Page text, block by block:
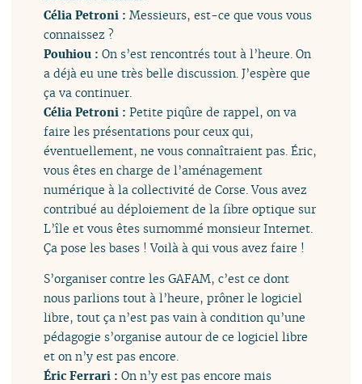
Célia Petroni :Messieurs, est-ce que vous vous
connaissez ?
Pouhiou :On s’est rencontrés tout à l’heure. On
a déjà eu une très belle discussion. J’espère que
ça va continuer.
Célia Petroni :Petite piqûre de rappel, on va
faire les présentations pour ceux qui,
éventuellement, ne vous connaîtraient pas. Éric,
vous êtes en charge de l’aménagement
numérique à la collectivité de Corse. Vous avez
contribué au déploiement de la fibre optique sur
L’île et vous êtes surnommé monsieur Internet.
Ça pose les bases ! Voilà à qui vous avez faire !
S’organiser contre les GAFAM, c’est ce dont
nous parlions tout à l’heure, prôner le logiciel
libre, tout ça n’est pas vain à condition qu’une
pédagogie s’organise autour de ce logiciel libre
et on n’y est pas encore.
Éric Ferrari :On n’y est pas encore mais